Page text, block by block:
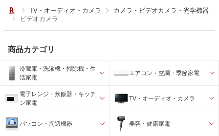
TV・オーディオ・カメラ
カメラ・ビデオカメラ・光学機器
ビデオカメラ
商品カテゴリ
冷蔵庫・洗濯機・掃除機・生
活家電
エアコン・空調・季節家電
電子レンジ・炊飯器・キッチ
ン家電
TV・オーディオ・カメラ
パソコン・周辺機器 美容・健康家電